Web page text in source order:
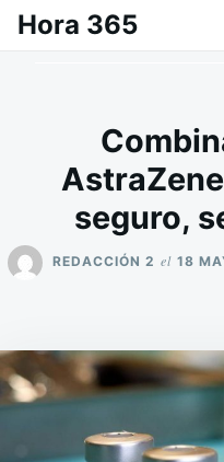
SaltarBuscar:
Hora 365
seguro,
REDACCIÓN 2 el 18